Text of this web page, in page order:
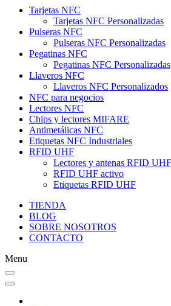
Tarjetas NFC
Tarjetas NFC Personalizadas
Pulseras NFC
Pulseras NFC Personalizadas
Pegatinas NFC
Pegatinas NFC Personalizadas
Llaveros NFC
Llaveros NFC Personalizados
NFC para negocios
Lectores NFC
Chips y lectores MIFARE
Antimetálicas NFC
Etiquetas NFC Industriales
RFID UHF
Lectores y antenas RFID UHF
RFID UHF activo
Etiquetas RFID UHF
TIENDA
BLOG
SOBRE NOSOTROS
CONTACTO
Menu